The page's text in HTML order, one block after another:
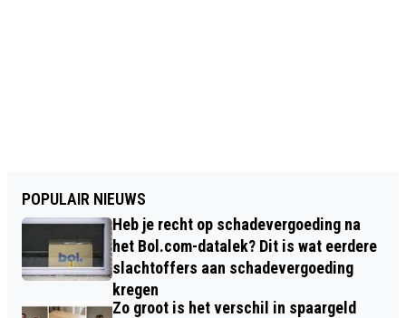
POPULAIR NIEUWS
Heb je recht op schadevergoeding na
het Bol.com-datalek? Dit is wat eerdere
slachtoffers aan schadevergoeding
kregen
Zo groot is het verschil in spaargeld